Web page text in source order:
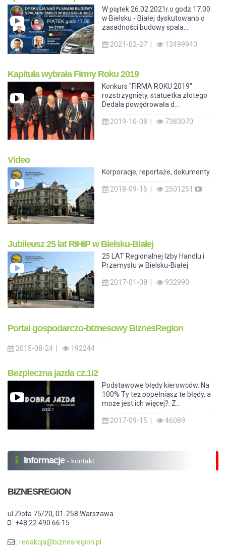
W piątek 26.02.2021r.o godz.17.00
w Bielsku - Białej dyskutowano o
zasadności budowy spala...
2021-02-27 | 13499940
Kapituła wybrała Firmy Roku 2019
Konkurs "FIRMA ROKU 2019"
rozstrzygnięty, statuetka złotego
Dedala powędrowała d...
2019-10-08 | 7383070
Video
Korporacje, reportaże, dokumenty
2018-09-15 | 2501251
Jubileusz 25 lat RIHiP w Bielsku-Białej
25 LAT Regionalnej Izby Handlu i
Przemysłu w Bielsku-Białej
2017-01-08 | 932990
Portal gospodarczo-biznesowy BiznesRegion
2015-08-24 | 192244
Bezpieczna jazda cz.1i2
Podstawowe błędy kierowców. Na
100% Ty też popełniasz te błędy, a
może jest ich więcej?. Z...
2017-09-15 | 46089
Informacje - kontakt
BIZNESREGION
ul.Złota 75/20, 01-258 Warszawa
: +48 22 490 66 15
: redakcja@biznesregion.pl